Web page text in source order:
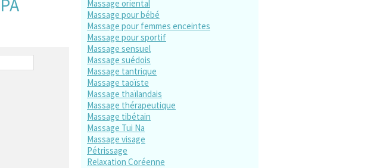
Massage oriental
Massage pour bébé
Massage pour femmes enceintes
Massage pour sportif
Massage sensuel
Massage suédois
Massage tantrique
Massage taoïste
Massage thaïlandais
Massage thérapeutique
Massage tibétain
Massage Tui Na
Massage visage
Pétrissage
Relaxation Coréenne